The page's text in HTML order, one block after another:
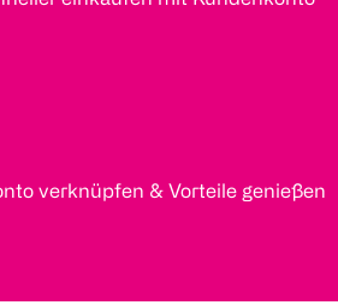
verknüpfen & Vorteile genießen